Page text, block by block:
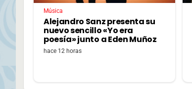
Música
Alejandro Sanz presenta su
nuevo sencillo «Yo era
poesía» junto a Eden Muñoz
hace 12 horas